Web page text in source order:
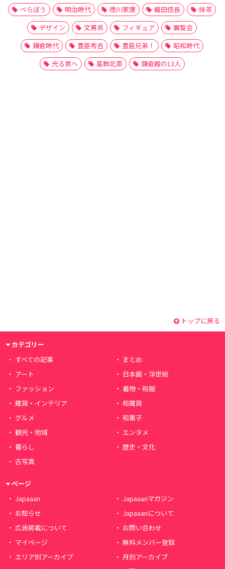
べらぼう
明治時代 徳川家康 織田信長
抹茶
デザイン
文房具 フィギュア
展覧会
鎌倉時代
豊臣秀吉 豊臣兄弟！
昭和時代
光る君へ
葛飾北斎 鎌倉殿の13人
トップに戻る
カテゴリー
すべての記事
まとめ
アート
日本画・浮世絵
ファッション
着物・和服
雑貨・インテリア
和雑貨
グルメ
和菓子
観光・地域
エンタメ
暮らし
歴史・文化
古写真
ページ
Japaaan
Japaaanマガジン
お知らせ
Japaaanについて
広告掲載について
お問い合わせ
マイページ
無料メンバー登録
エリア別アーカイブ
月別アーカイブ